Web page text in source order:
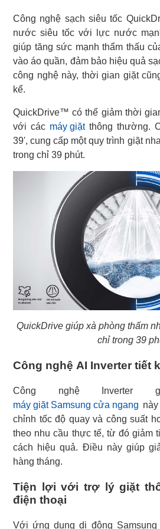
Công nghệ sạch siêu tốc
nước siêu tốc với lực nước
giúp tăng sức mạnh thẩm thấu
vào áo quần, đảm bảo hiệu quả
công nghệ này, thời gian giặt
kể.
QuickDrive™ có thể giảm thời
với các máy giặtthông thường.
39', cung cấp một quy trình giặt
trong chỉ 39 phút.
QuickDrive giúp xà phòng thấm
chỉ trong 39
Công nghệ AI Inverter tiết
máy giặt Samsung cửa ngang
chỉnh tốc độ quay và công suất
theo nhu cầu thực tế, từ đó giảm
cách hiệu quả. Điều này giúp
hàng tháng.
Tiện lợi với trợ lý giặt
điện thoại
Với ứng dụng di động Samsung